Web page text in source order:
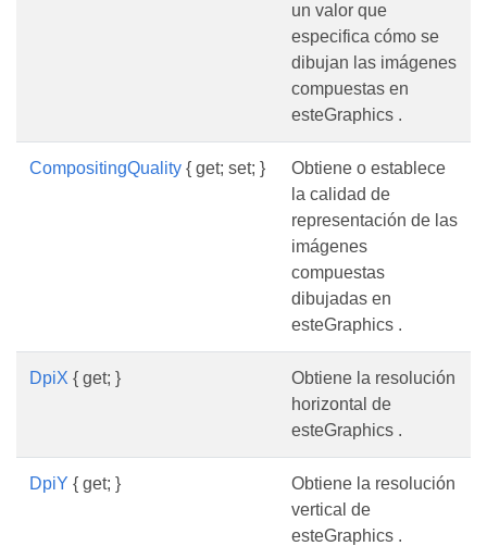
un valor que
especifica cómo se
dibujan las imágenes
compuestas en
esteGraphics .
CompositingQuality { get; set; }
Obtiene o establece
la calidad de
representación de las
imágenes
compuestas
dibujadas en
esteGraphics .
DpiX { get; }
Obtiene la resolución
horizontal de
esteGraphics .
DpiY { get; }
Obtiene la resolución
vertical de
esteGraphics .